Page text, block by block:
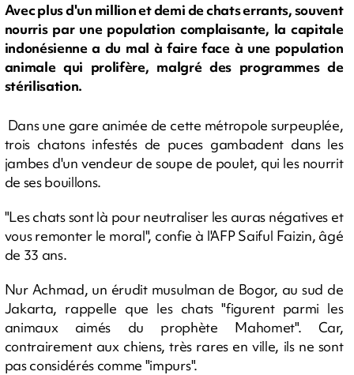
Avec plus d'un million et demi de chats errants, souvent
nourris par une population complaisante, la capitale
indonésienne a du mal à faire face à une population
animale qui prolifère, malgré des programmes de
stérilisation.
Dans une gare animée de cette métropole surpeuplée,
trois chatons infestés de puces gambadent dans les
jambes d'un vendeur de soupe de poulet, qui les nourrit
de ses bouillons.
"Les chats sont là pour neutraliser les auras négatives et
vous remonter le moral", confie à l'AFP Saiful Faizin, âgé
de 33 ans.
Nur Achmad, un érudit musulman de Bogor, au sud de
Jakarta, rappelle que les chats "figurent parmi les
animaux aimés du prophète Mahomet". Car,
contrairement aux chiens, très rares en ville, ils ne sont
pas considérés comme "impurs".